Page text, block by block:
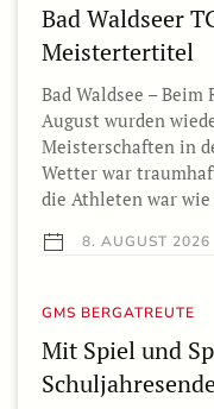
Bad Waldseer
Meistertertitel
Bad Waldsee –
August wurden
Meisterschaften in
Wetter war
die Athleten war
8. AUGUST 2026
GMS BERGATREUTE
Mit Spiel und